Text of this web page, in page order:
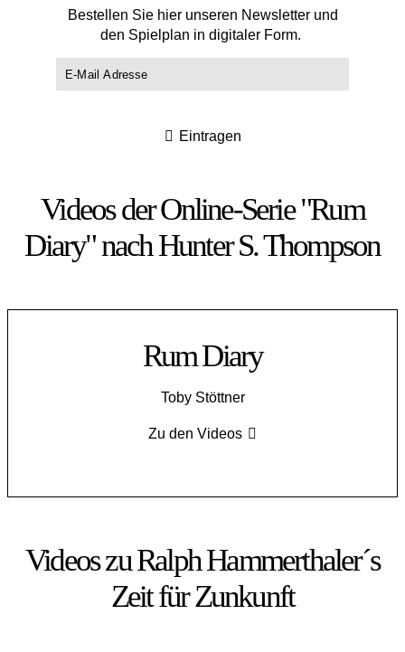
Bestellen Sie hier unseren Newsletter und
den Spielplan in digitaler Form.
Eintragen
Videos der Online-Serie "Rum
Diary" nach Hunter S. Thompson
Rum Diary
Toby Stöttner
Zu den Videos
Videos zu Ralph Hammerthaler´s
Zeit für Zunkunft